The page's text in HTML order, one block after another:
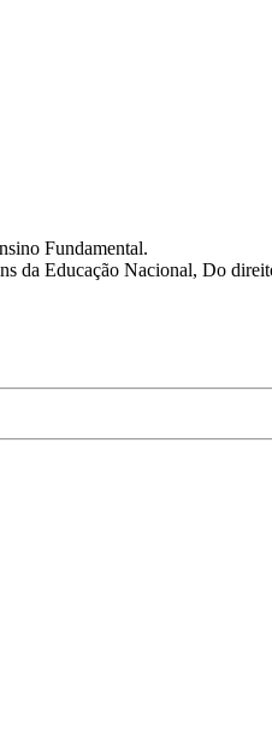
Fundamental.
Educação Nacional, Do